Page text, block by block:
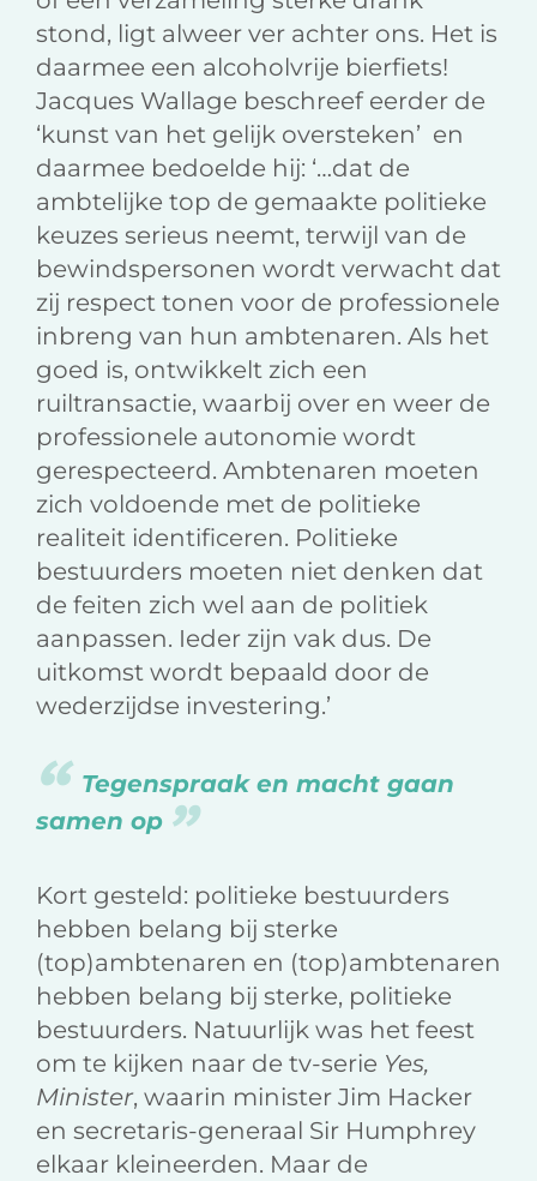
stond, ligt alweer ver achter ons. Het is
daarmee een alcoholvrije bierfiets!
Jacques Wallage beschreef eerder de
‘kunst van het gelijk oversteken’ en
daarmee bedoelde hij: ‘…dat de
ambtelijke top de gemaakte politieke
keuzes serieus neemt, terwijl van de
bewindspersonen wordt verwacht dat
zij respect tonen voor de professionele
inbreng van hun ambtenaren. Als het
goed is, ontwikkelt zich een
ruiltransactie, waarbij over en weer de
professionele autonomie wordt
gerespecteerd. Ambtenaren moeten
zich voldoende met de politieke
realiteit identificeren. Politieke
bestuurders moeten niet denken dat
de feiten zich wel aan de politiek
aanpassen. Ieder zijn vak dus. De
uitkomst wordt bepaald door de
wederzijdse investering.’
Tegenspraak en macht gaan
samen op
Kort gesteld: politieke bestuurders
hebben belang bij sterke
(top)ambtenaren en (top)ambtenaren
hebben belang bij sterke, politieke
bestuurders. Natuurlijk was het feest
om te kijken naar de tv-serie Yes,
Minister, waarin minister Jim Hacker
en secretaris-generaal Sir Humphrey
elkaar kleineerden. Maar de